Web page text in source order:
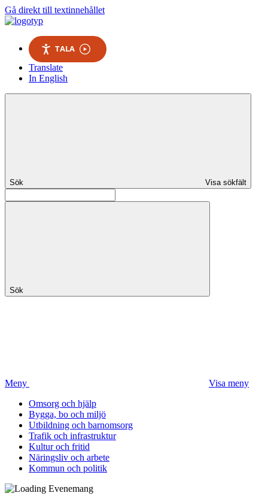
Gå direkt till textinnehållet
TALA
Translate
In English
Sök Visa sökfält
Sök
Meny
Visa meny
Omsorg och hjälp
Bygga, bo och miljö
Utbildning och barnomsorg
Trafik och infrastruktur
Kultur och fritid
Näringsliv och arbete
Kommun och politik